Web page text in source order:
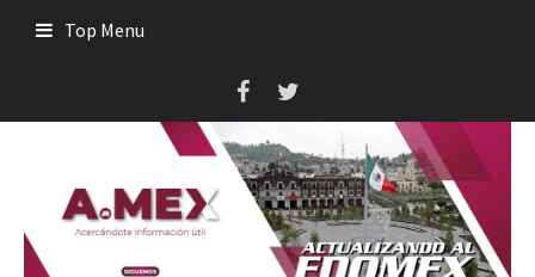
Top Menu